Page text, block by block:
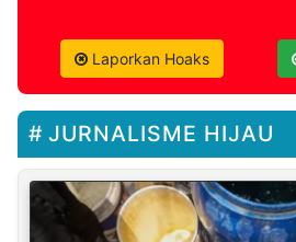
Laporkan Hoaks
JURNALISME HIJAU